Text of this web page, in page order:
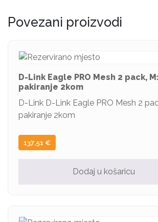
Povezani proizvodi
D-Link Eagle PRO Mesh 2 pack,
pakiranje 2kom
D-Link D-Link Eagle PRO Mesh 2
pakiranje 2kom
137,51 €
Dodaj u košaricu